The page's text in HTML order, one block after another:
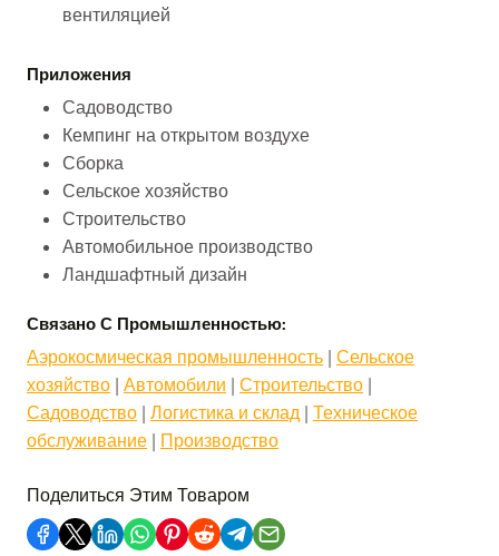
вентиляцией
Приложения
Садоводство
Кемпинг на открытом воздухе
Сборка
Сельское хозяйство
Строительство
Автомобильное производство
Ландшафтный дизайн
Связано С Промышленностью:
Аэрокосмическая промышленность | Сельское
хозяйство | Автомобили | Строительство
Садоводство | Логистика и склад | Техническое
обслуживание | Производство
Поделиться Этим Товаром